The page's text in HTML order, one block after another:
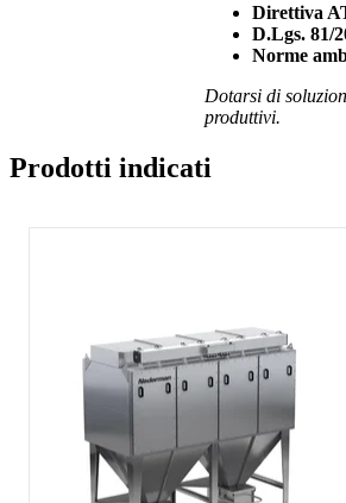
Direttiva
D.Lgs. 81/
Norme
Dotarsi di
produttivi.
Prodotti indicati